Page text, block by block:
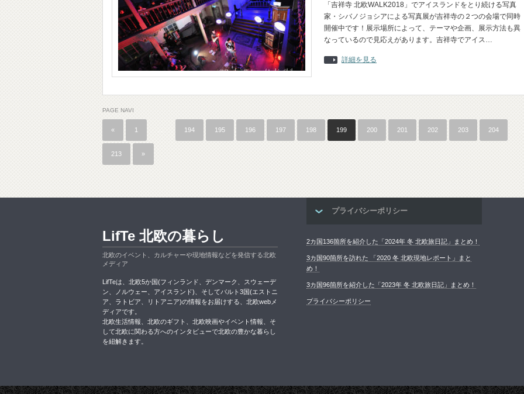
「吉祥寺 北欧WALK2018」でアイスランドをとり続ける写真
家・シバノジョシアによる写真展が吉祥寺の２つの会場で同時
開催中です！展示場所によって、テーマや企画、展示方法も異
なっているので見応えがあります。吉祥寺でアイス…
詳細を見る
PAGE NAVI
« 1 194 195 196 197 198 199 200 201 202 203 204
213 »
プライバシーポリシー
2カ国136箇所を紹介した「2024年 冬 北欧旅日記」まとめ！
3カ国90箇所を訪れた 「2020 冬 北欧現地レポート」まと
め！
3カ国96箇所を紹介した「2023年 冬 北欧旅日記」まとめ！
プライバシーポリシー
LifTe 北欧の暮らし
北欧のイベント、カルチャーや現地情報などを発信する北欧
メディア
LifTeは、北欧5か国(フィンランド、デンマーク、スウェーデ
ン、ノルウェー、アイスランド)、そしてバルト3国(エストニ
ア、ラトビア、リトアニア)の情報をお届けする、北欧webメ
ディアです。
北欧生活情報、北欧のギフト、北欧映画やイベント情報、そ
して北欧に関わる方へのインタビューで北欧の豊かな暮らし
を紐解きます。